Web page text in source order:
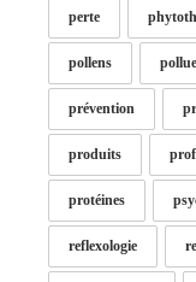
perte
pollens
prévention
produits
protéines
reflexologie